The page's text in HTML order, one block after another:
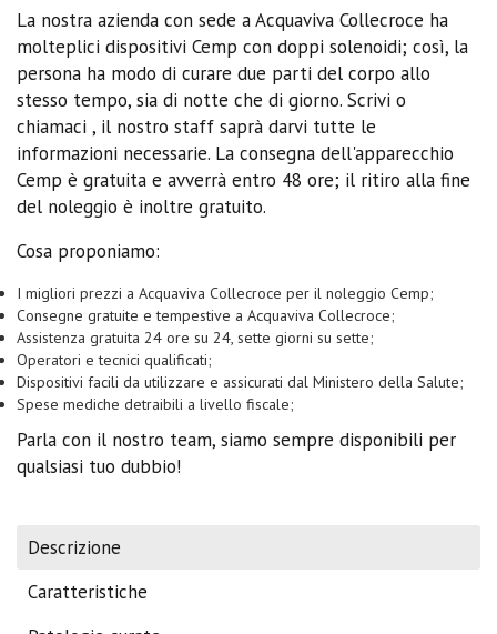
La nostra azienda con sede a Acquaviva Collecroce ha
molteplici dispositivi Cemp con doppi solenoidi; così, la
persona ha modo di curare due parti del corpo allo
stesso tempo, sia di notte che di giorno. Scrivi o
chiamaci , il nostro staff saprà darvi tutte le
informazioni necessarie. La consegna dell'apparecchio
Cemp è gratuita e avverrà entro 48 ore; il ritiro alla fine
del noleggio è inoltre gratuito.
Cosa proponiamo:
I migliori prezzi a Acquaviva Collecroce per il noleggio Cemp;
Consegne gratuite e tempestive a Acquaviva Collecroce;
Assistenza gratuita 24 ore su 24, sette giorni su sette;
Operatori e tecnici qualificati;
Dispositivi facili da utilizzare e assicurati dal Ministero della Salute;
Spese mediche detraibili a livello fiscale;
Parla con il nostro team, siamo sempre disponibili per
qualsiasi tuo dubbio!
Descrizione
Caratteristiche